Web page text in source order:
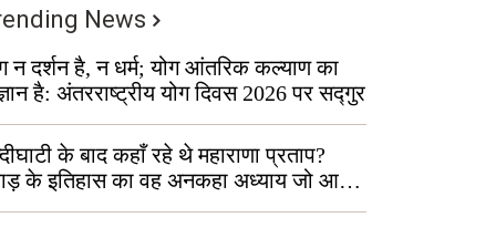
News
न दर्शन है, न धर्म; योग आंतरिक कल्याण का
है: अंतरराष्ट्रीय योग दिवस 2026 पर सद्गुर
के बाद कहाँ रहे थे महाराणा प्रताप?
के इतिहास का वह अनकहा अध्याय जो आज
में जीवित है